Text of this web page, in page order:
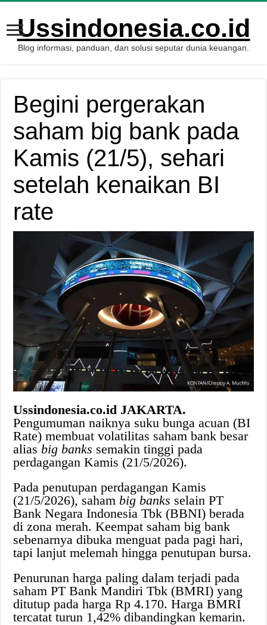
Ussindonesia.co.id
Blog informasi, panduan, dan solusi seputar dunia keuangan.
Begini pergerakan
saham big bank pada
Kamis (21/5), sehari
setelah kenaikan BI
rate
Ussindonesia.co.id JAKARTA.
Pengumuman naiknya suku bunga acuan (BI
Rate) membuat volatilitas saham bank besar
alias big banks semakin tinggi pada
perdagangan Kamis (21/5/2026).
Pada penutupan perdagangan Kamis
(21/5/2026), saham big banks selain PT
Bank Negara Indonesia Tbk (BBNI) berada
di zona merah. Keempat saham big bank
sebenarnya dibuka menguat pada pagi hari,
tapi lanjut melemah hingga penutupan bursa.
Penurunan harga paling dalam terjadi pada
saham PT Bank Mandiri Tbk (BMRI) yang
ditutup pada harga Rp 4.170. Harga BMRI
tercatat turun 1,42% dibandingkan kemarin.